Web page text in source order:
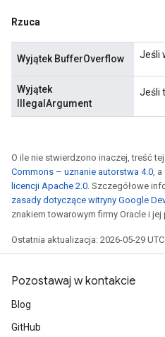
Rzuca
Wyjątek BufferOverflow Jeśli
Wyjątek
IllegalArgument
Jeśli
O ile nie stwierdzono inaczej, treść
Commons – uznanie autorstwa 4.0 ,
licencji Apache 2.0 . Szczegółowe
zasady dotyczące witryny Google
znakiem towarowym firmy Oracle i
Ostatnia aktualizacja: 2026-05-29 UTC.
Pozostawaj w kontakcie
Blog
GitHub